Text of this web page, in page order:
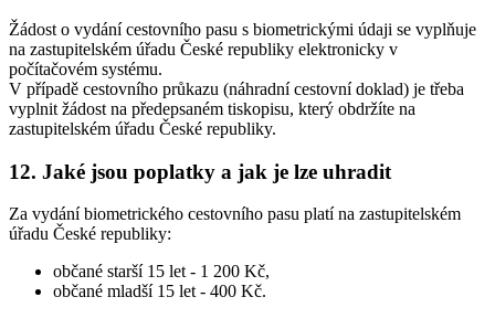
Žádost o vydání cestovního pasu s biometrickými údaji se vyplňuje
na zastupitelském úřadu České republiky elektronicky v
počítačovém systému.
V případě cestovního průkazu (náhradní cestovní doklad) je třeba
vyplnit žádost na předepsaném tiskopisu, který obdržíte na
zastupitelském úřadu České republiky.
12. Jaké jsou poplatky a jak je lze uhradit
Za vydání biometrického cestovního pasu platí na zastupitelském
úřadu České republiky:
občané starší 15 let - 1 200 Kč,
občané mladší 15 let - 400 Kč.